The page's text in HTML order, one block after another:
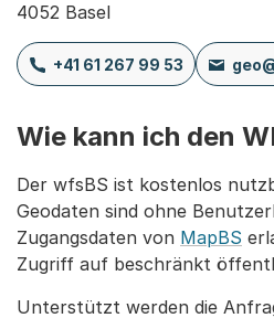
4052 Basel
+41 61 267 99 53
Wie kann ich den
Der wfsBS ist kostenlos
Geodaten sind ohne
Zugangsdaten von MapBS
Zugriff auf beschränkt
Unterstützt werden die